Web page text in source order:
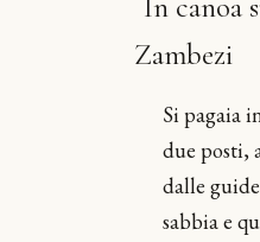
In canoa
Zambezi
Si pagaia
due posti,
dalle
sabbia e